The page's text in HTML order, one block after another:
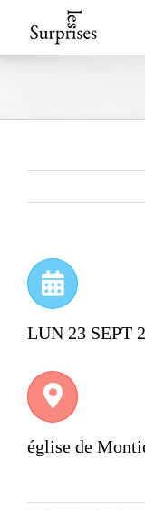
to
LUN 23 SEPT
église de